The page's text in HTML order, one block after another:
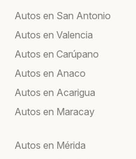
Autos en San Antonio
Autos en Valencia
Autos en Carúpano
Autos en Anaco
Autos en Acarigua
Autos en Maracay
Autos en Mérida